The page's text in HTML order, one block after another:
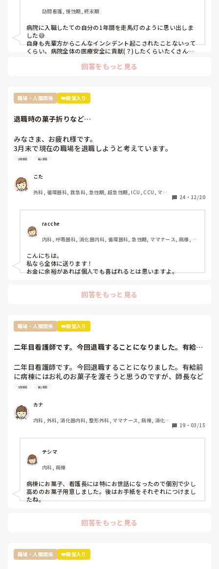
さい。
もし無視されたら、それは相手の看護師の職務怠慢ですから、
その時に初めて上司に相談したらいいんです。
まだ一年目なんですから、他の看護師の仕事をフォローする必
ぜせいさんが手を貸さないといけないんですか？
そこまで人の揚げ足取りが好きな看護師が多いと、せいさんが
正直努力するなら、ご自身の看護師としての成長のために、そ
の力を使ってほしいです。
私のお勧めは、転職して性格的に背伸びをしなくてもよい働き
方をすることかなと思います。
くて報告連絡相談がうまく出来ていません。自分の視野が狭
いせいもあって、最近は指示受けに関することや自分の行動
に関して注意される事が多いです。信頼を取り戻そうと行動
していますが、過去に大量にインシデントを起こしているこ
ともあってか発言を信じてもらえない事が多く、嘘をついて
好きな先輩たちにそう思われている事がつらくてたまりませ
が非常に辛いです。物覚えの悪い自分が悪いのですが、本当
に自分でも知らなかった事を言われるのでどう答えていいの
か分かりません。これは本当によくない自分の癖なのです
が、そのせいで分からないこともわからないと言えないまま
にしてしまうことが多いです。
自分でも萎縮してしまっているのが分かります。まだこの職
場で成長していきたいとは思っていますが、どうしても辛い
です。
訪問看護, 慢性期, 終末期
病院に入職したての自分の1年間を走馬灯のように思い出しま
した😅
自身も先輩方からこんなインシデント起こされたことないって
くらい、病院全体の医療安全に貢献(？)したくらいたくさん起
今では確認をしつこいくらいするようにしたらずいぶん減りま
ています。
成長はゆっくりでもいいんです。他人と比べるよりも、昨日の
たです。
りをしたらいいと思います。できなかった事以外にもこれはで
きた、分かったということもあれば自己肯定感にも繋がるんじ
ゃないかと(*^^*)。
回答をもっと見る
職場・人間関係 👑殿堂入り
退職時の菓子折りなど…
みなさま、お疲れ様です。
3月末で現在の職場を退職しようと考えています。
現在の職場は比較的居心地はよく、キャリアアップのために
職場は、35名ほどで部門によって10人ほどで形成されてい
ます。
やめる際、皆さんだったらどのように菓子折りなど用意しま
個別に…？全体に…？
皆さんのご意見を参考にさせてください。
退職 転職
こた
外科, 循環器科, 救急科, 急性期, 超急性期, ICU, CCU, ママ
24 ・ 12/20
racche
内科, 呼吸器科, 消化器内科, 循環器科, 急性期, ママナース, 病棟, リ
こんにちは。
私なら全体に送ります！
お金に余裕があれば個人でも喜ばれるとは思いますよ。
回答をもっと見る
職場・人間関係 👑殿堂入り
二年目看護師です。今回退職することになりました。有給前
二年目看護師です。今回退職することになりました。有給前
に病棟にはお礼のお菓子を渡そうと思うのですが、師長など
個々へお礼のお菓子を用意するか迷っています。みなさん移
退職 転職
カナ
内科, 外科, 消化器内科, 整形外科, ママナース, 病棟, 消化器
19 ・ 03/15
テシマ
内科, 病棟
病棟にお菓子、看護長には特にお世話になったので個別で少し
高めのお菓子用意しました。後はお手紙をそれぞれにつけまし
たね。
回答をもっと見る
職場・人間関係 👑殿堂入り